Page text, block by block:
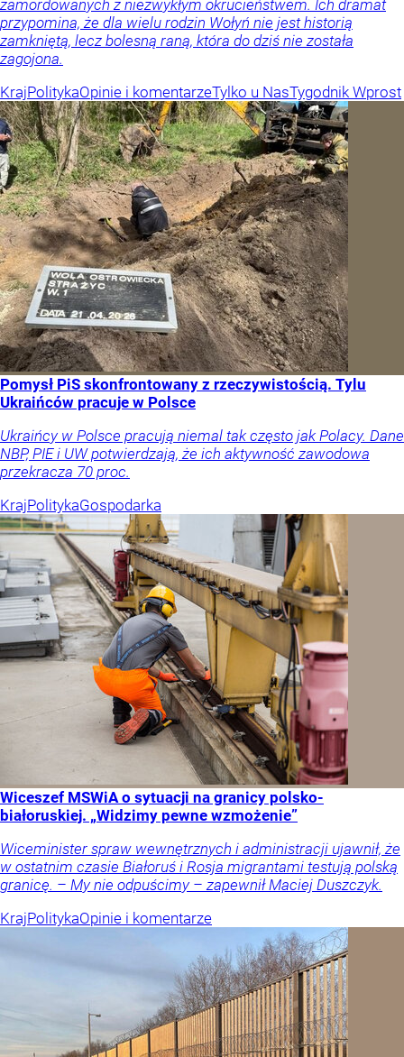
zamordowanych z niezwykłym okrucieństwem. Ich dramat
przypomina, że dla wielu rodzin Wołyń nie jest historią
zamkniętą, lecz bolesną raną, która do dziś nie została
zagojona.
KrajPolitykaOpinie i komentarzeTylko u NasTygodnik Wprost
Pomysł PiS skonfrontowany z rzeczywistością. Tylu
Ukraińców pracuje w Polsce
Ukraińcy w Polsce pracują niemal tak często jak Polacy. Dane
NBP, PIE i UW potwierdzają, że ich aktywność zawodowa
przekracza 70 proc.
KrajPolitykaGospodarka
Wiceszef MSWiA o sytuacji na granicy polsko-
białoruskiej. „Widzimy pewne wzmożenie”
Wiceminister spraw wewnętrznych i administracji ujawnił, że
w ostatnim czasie Białoruś i Rosja migrantami testują polską
granicę. – My nie odpuścimy – zapewnił Maciej Duszczyk.
KrajPolitykaOpinie i komentarze